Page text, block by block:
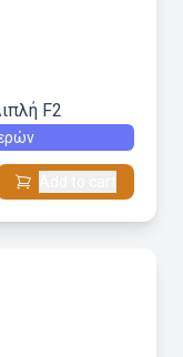
Επαγγελματική Φριτέζα Αερίου Διπλή F2